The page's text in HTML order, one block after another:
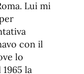
Lui mi
con il
lo
la